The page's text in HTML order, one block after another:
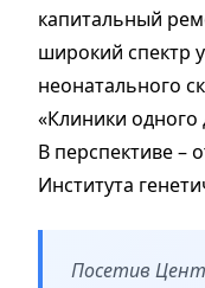
капитальный
широкий спектр
неонатального
«Клиники одного
В перспективе –
Института
Посетив